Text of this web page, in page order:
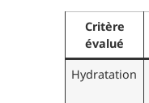
Critère
évalué
Hydratation